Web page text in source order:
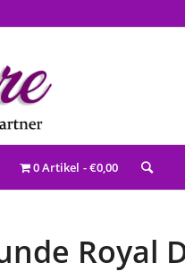
0 Artikel €0,00
Royal